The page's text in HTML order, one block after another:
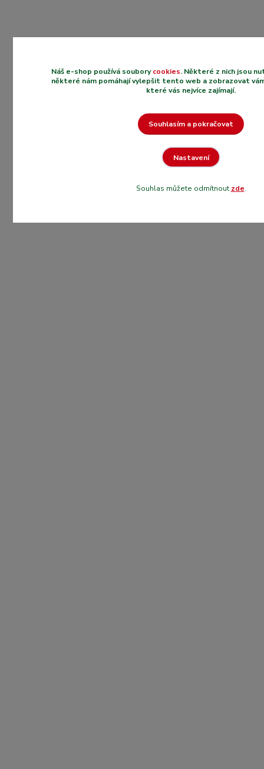
Náš e-shop používá souborycookies. Některé z nich jsou
některé nám pomáhají vylepšit tento web a zobrazovat
které vás nejvíce zajímají.
Nastavení
Souhlasím a pokračovat
Souhlas můžete odmítnout zde.